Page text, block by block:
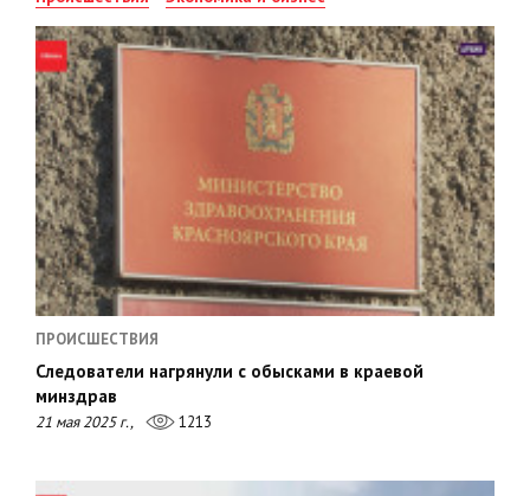
ПРОИСШЕСТВИЯ
Следователи нагрянули с обысками в краевой
минздрав
21 мая 2025 г., 1213